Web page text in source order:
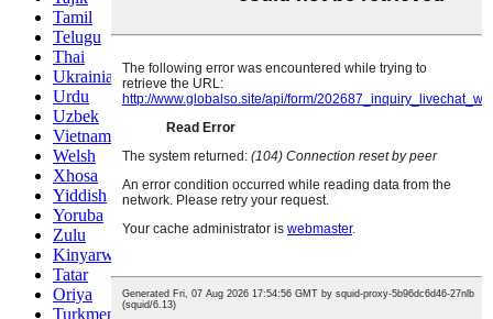
Tamil
Telugu
Thai
Ukrainian
Urdu
Uzbek
Vietnamese
Welsh
Xhosa
Yiddish
Yoruba
Zulu
Kinyarwanda
Tatar
Oriya
Turkmen